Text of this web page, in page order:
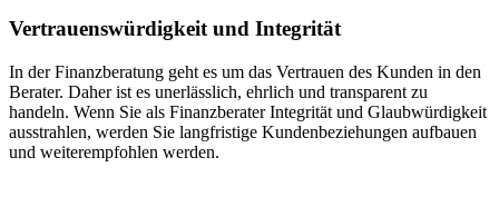
Vertrauenswürdigkeit und Integrität
In der Finanzberatung geht es um das Vertrauen des Kunden in den
Berater. Daher ist es unerlässlich, ehrlich und transparent zu
handeln. Wenn Sie als Finanzberater Integrität und Glaubwürdigkeit
ausstrahlen, werden Sie langfristige Kundenbeziehungen aufbauen
und weiterempfohlen werden.